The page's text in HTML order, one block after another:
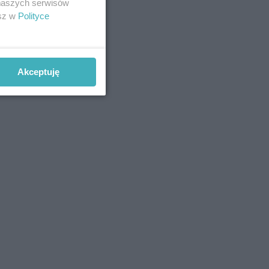
serwisów
w Polityce
Akceptuję